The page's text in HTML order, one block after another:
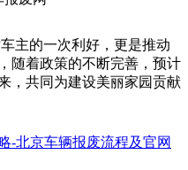
主的一次利好，更是推动
随着政策的不断完善，预计
，共同为建设美丽家园贡献
-北京车辆报废流程及官网